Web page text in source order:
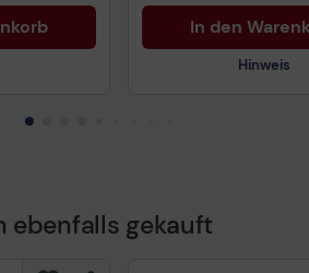
In den
Hinweis
ebenfalls gekauft